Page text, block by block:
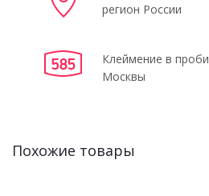
регион России
Клеймение в
Москвы
Похожие товары